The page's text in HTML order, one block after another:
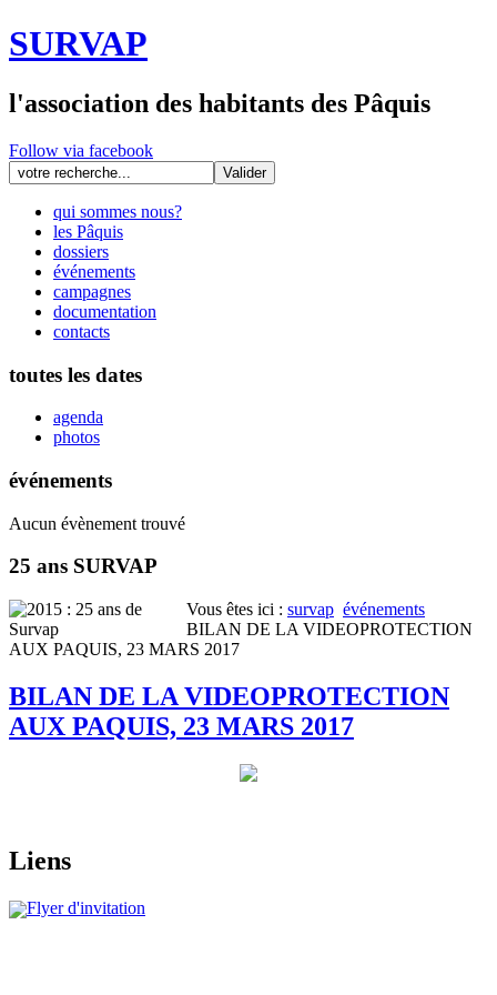
SURVAP
l'association des habitants des Pâquis
Follow via facebook
qui sommes nous?
les Pâquis
dossiers
événements
campagnes
documentation
contacts
toutes les dates
agenda
photos
événements
Aucun évènement trouvé
25 ans SURVAP
Vous êtes ici : survap événements
BILAN DE LA VIDEOPROTECTION
AUX PAQUIS, 23 MARS 2017
BILAN DE LA VIDEOPROTECTION
AUX PAQUIS, 23 MARS 2017
Liens
Flyer d'invitation